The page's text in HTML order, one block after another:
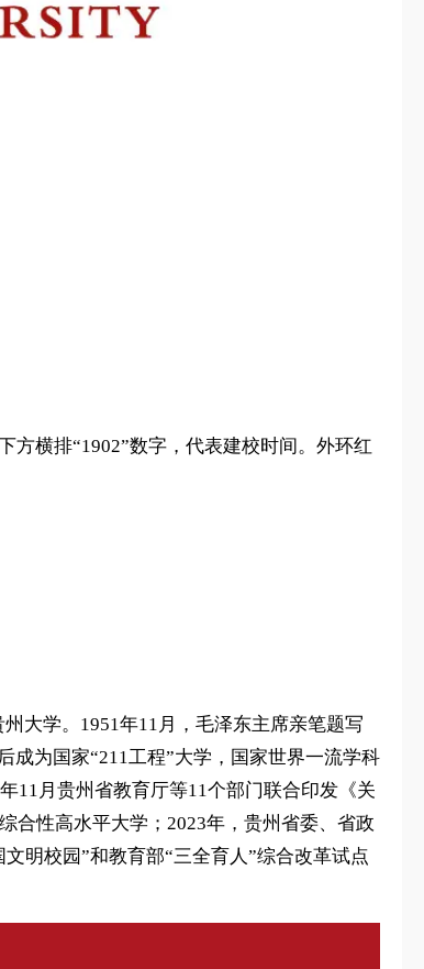
方横排“1902”数字，代表建校时间。外环红
大学。1951年11月，毛泽东主席亲笔题写
成为国家“211工程”大学，国家世界一流学科
11月贵州省教育厅等11个部门联合印发《关
合性高水平大学；2023年，贵州省委、省政
明校园”和教育部“三全育人”综合改革试点